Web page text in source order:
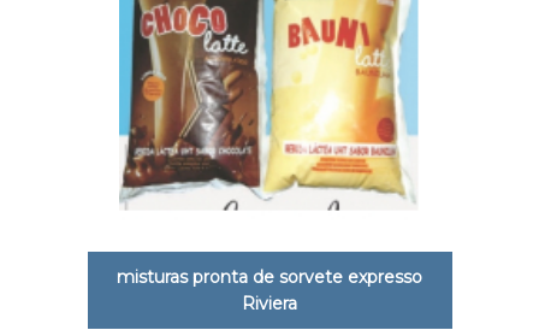
misturas pronta de sorvete expresso
Riviera